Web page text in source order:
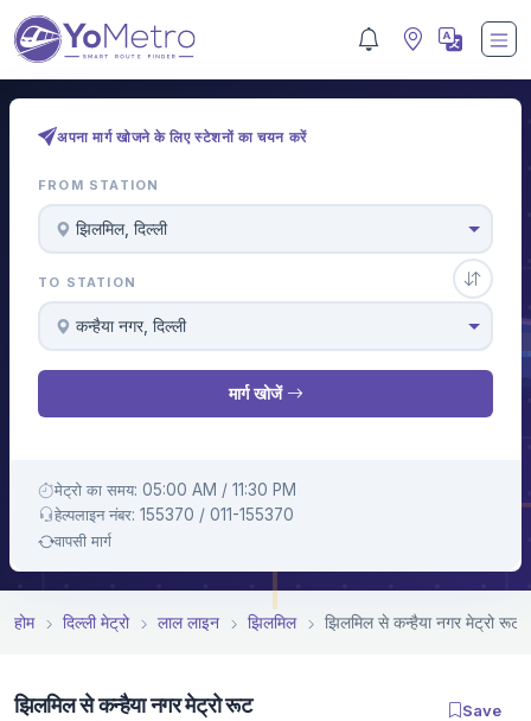
अपना मार्ग खोजने के लिए स्टेशनों का चयन करें
FROM STATION
झिलमिल, दिल्ली
TO STATION
कन्हैया नगर, दिल्ली
मार्ग खोजें
मेट्रो का समय: 05:00 AM / 11:30 PM
हेल्पलाइन नंबर: 155370 / 011-155370
वापसी मार्ग
होम दिल्ली मेट्रो लाल लाइन झिलमिल झिलमिल से कन्हैया नगर मेट्रो रूट
झिलमिल से कन्हैया नगर मेट्रो रूट Save